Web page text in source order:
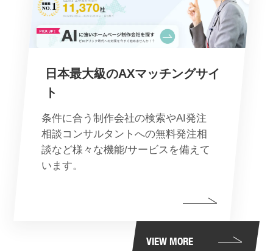
日本最大級のAXマッチングサイ
ト
条件に合う制作会社の検索やAI発注
相談コンサルタントへの無料発注相
談など様々な機能/サービスを備えて
います。
VIEW MORE